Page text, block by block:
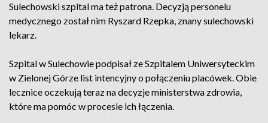
Sulechowski szpital ma też patrona. Decyzją personelu
medycznego został nim Ryszard Rzepka, znany sulechowski
lekarz.
Szpital w Sulechowie podpisał ze Szpitalem Uniwersyteckim
w Zielonej Górze list intencyjny o połączeniu placówek. Obie
lecznice oczekują teraz na decyzje ministerstwa zdrowia,
które ma pomóc w procesie ich łączenia.